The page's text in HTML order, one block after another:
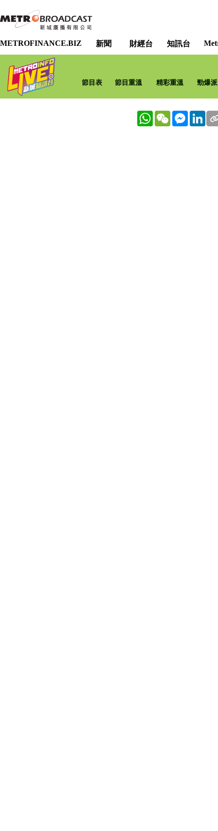
METROFINANCE.BIZ 新聞 財經台 知訊台
節目表 節目重溫 精彩重溫 勁爆
WhatsApp
WeChat